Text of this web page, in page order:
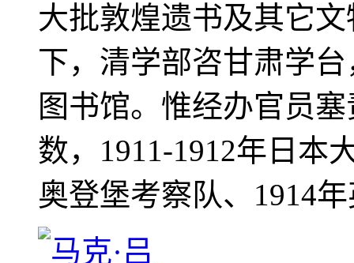
大批敦煌遗书及其它
下，清学部咨甘肃学
图书馆。惟经办官员
数，1911-1912年日本
奥登堡考察队、1914